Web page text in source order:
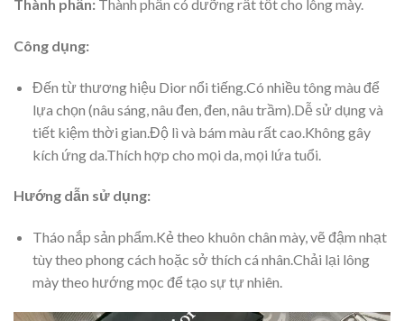
Thành phần: Thành phần có dưỡng rất tốt cho lông mày.
Công dụng:
Đến từ thương hiệu Dior nổi tiếng.Có nhiều tông màu để
lựa chọn (nâu sáng, nâu đen, đen, nâu trầm).Dễ sử dụng và
tiết kiệm thời gian.Độ lì và bám màu rất cao.Không gây
kích ứng da.Thích hợp cho mọi da, mọi lứa tuổi.
Hướng dẫn sử dụng:
Tháo nắp sản phẩm.Kẻ theo khuôn chân mày, vẽ đậm nhạt
tùy theo phong cách hoặc sở thích cá nhân.Chải lại lông
mày theo hướng mọc để tạo sự tự nhiên.